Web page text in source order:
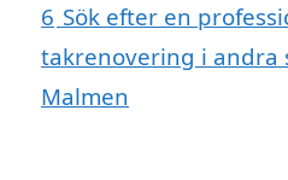
6 Sök efter en
takrenovering i andra
Malmen